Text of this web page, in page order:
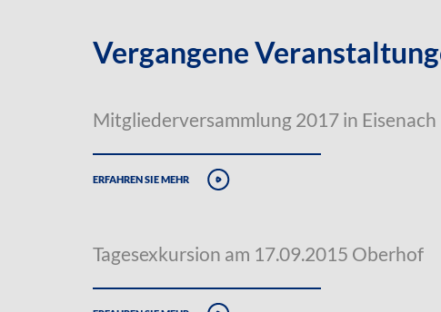
Vergangene
Mitgliederversammlung 2017 in Eisenach
erfahren sie mehr
Tagesexkursion am 17.09.2015 Oberhof